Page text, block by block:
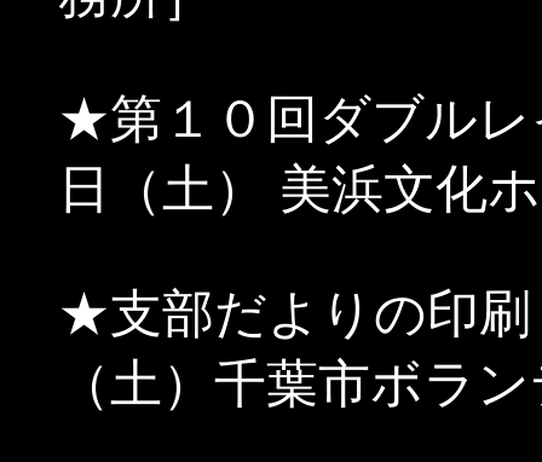
★第１０回ダブルレ
日（土） 美浜文化
★支部だよりの印刷
（土）千葉市ボラ